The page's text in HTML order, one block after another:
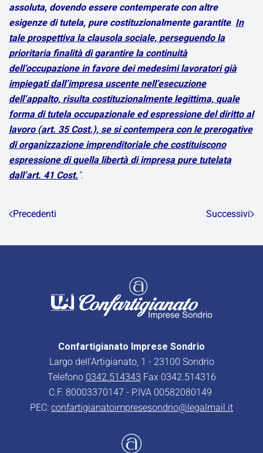
assoluta, dovendo essere contemperate con altre
esigenze di tutela, pure costituzionalmente garantite. In
tale prospettiva la clausola sociale, perseguendo la
prioritaria finalità di garantire la continuità
dell’occupazione in favore dei medesimi lavoratori già
impiegati dall’impresa uscente nell’esecuzione
dell’appalto, risulta costituzionalmente legittima, quale
forma di tutela occupazionale ed espressione del diritto al
lavoro (art. 35 Cost.), se si contempera con le prerogative
di organizzazione imprenditoriale che costituiscono
espressione di quella libertà di impresa pure tutelata
dall’art. 41 Cost. ”.
Precedenti Successivi
Confartigianato Imprese Sondrio
Largo dell’Artigianato, 1 - 23100 Sondrio
Telefono 0342.514343 Fax 0342.514316
C.F. 80003370147 - P.IVA 00582080149
PEC: confartigianatoimpresesondrio@legalmail.it